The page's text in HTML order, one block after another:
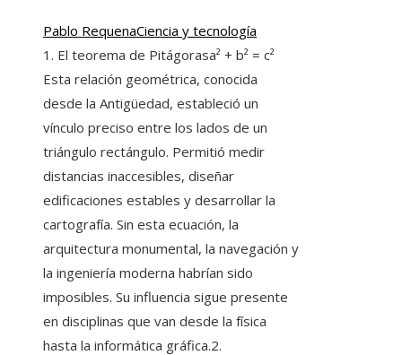
Pablo RequenaCiencia y tecnología
1. El teorema de Pitágorasa² + b² = c²
Esta relación geométrica, conocida
desde la Antigüedad, estableció un
vínculo preciso entre los lados de un
triángulo rectángulo. Permitió medir
distancias inaccesibles, diseñar
edificaciones estables y desarrollar la
cartografía. Sin esta ecuación, la
arquitectura monumental, la navegación y
la ingeniería moderna habrían sido
imposibles. Su influencia sigue presente
en disciplinas que van desde la física
hasta la informática gráfica.2.